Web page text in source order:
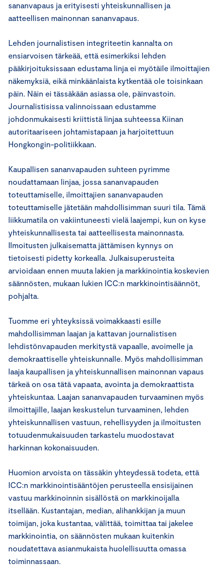
sananvapaus ja erityisesti yhteiskunnallisen ja
aatteellisen mainonnan sananvapaus.
Lehden journalistisen integriteetin kannalta on
ensiarvoisen tärkeää, että esimerkiksi lehden
pääkirjoituksissaan edustama linja ei myötäile ilmoittajien
näkemyksiä, eikä minkäänlaista kytkentää ole toisinkaan
päin. Näin ei tässäkään asiassa ole, päinvastoin.
Journalistisissa valinnoissaan edustamme
johdonmukaisesti kriittistä linjaa suhteessa Kiinan
autoritaariseen johtamistapaan ja harjoitettuun
Hongkongin-politiikkaan.
Kaupallisen sananvapauden suhteen pyrimme
noudattamaan linjaa, jossa sananvapauden
toteuttamiselle, ilmoittajien sananvapauden
toteuttamiselle jätetään mahdollisimman suuri tila. Tämä
liikkumatila on vakiintuneesti vielä laajempi, kun on kyse
yhteiskunnallisesta tai aatteellisesta mainonnasta.
Ilmoitusten julkaisematta jättämisen kynnys on
tietoisesti pidetty korkealla. Julkaisuperusteita
arvioidaan ennen muuta lakien ja markkinointia koskevien
säännösten, mukaan lukien ICC:n markkinointisäännöt,
pohjalta.
Tuomme eri yhteyksissä voimakkaasti esille
mahdollisimman laajan ja kattavan journalistisen
lehdistönvapauden merkitystä vapaalle, avoimelle ja
demokraattiselle yhteiskunnalle. Myös mahdollisimman
laaja kaupallisen ja yhteiskunnallisen mainonnan vapaus
tärkeä on osa tätä vapaata, avointa ja demokraattista
yhteiskuntaa. Laajan sananvapauden turvaaminen myös
ilmoittajille, laajan keskustelun turvaaminen, lehden
yhteiskunnallisen vastuun, rehellisyyden ja ilmoitusten
totuudenmukaisuuden tarkastelu muodostavat
harkinnan kokonaisuuden.
Huomion arvoista on tässäkin yhteydessä todeta, että
ICC:n markkinointisääntöjen perusteella ensisijainen
vastuu markkinoinnin sisällöstä on markkinoijalla
itsellään. Kustantajan, median, alihankkijan ja muun
toimijan, joka kustantaa, välittää, toimittaa tai jakelee
markkinointia, on säännösten mukaan kuitenkin
noudatettava asianmukaista huolellisuutta omassa
toiminnassaan.